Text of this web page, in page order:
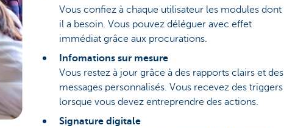
Vous confiez à chaque utilisateur les modules dont
il a besoin. Vous pouvez déléguer avec effet
immédiat grâce aux procurations.
Infomations sur mesure
Vous restez à jour grâce à des rapports clairs et des
messages personnalisés. Vous recevez des triggers
lorsque vous devez entreprendre des actions.
Signature digitale